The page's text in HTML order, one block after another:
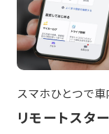
スマホひとつで車
リモートスタ